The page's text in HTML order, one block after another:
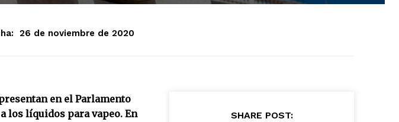
26 de noviembre de 2020
en el Parlamento
los líquidos para vapeo. En
SHARE POST: